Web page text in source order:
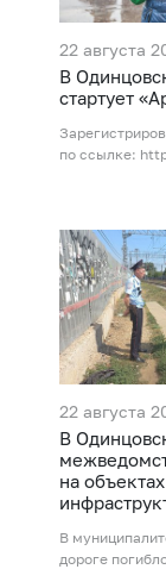
22 августа
В
стартует
по ссылке:
22 августа
В
на
В
дороге